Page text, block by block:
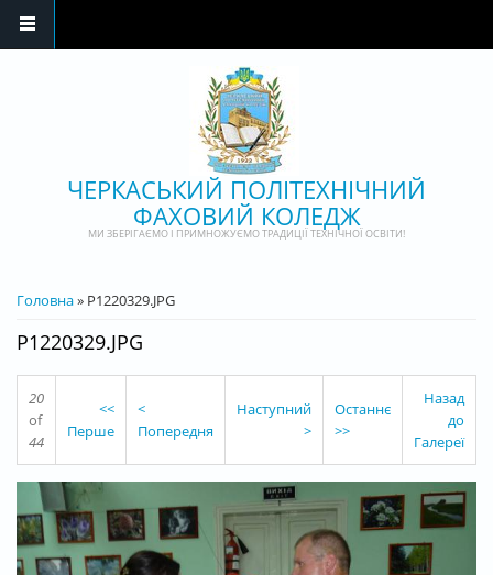
ЧЕРКАСЬКИЙ ПОЛІТЕХНІЧНИЙ
ФАХОВИЙ КОЛЕДЖ
МИ ЗБЕРІГАЄМО І ПРИМНОЖУЄМО ТРАДИЦІЇ ТЕХНІЧНОЇ ОСВІТИ!
ВИ Є ТУТ
Головна» P1220329.JPG
P1220329.JPG
20
of
44
<<
Перше
<
Попередня
Наступний
>
Останнє
>>
Назад
до
Галереї